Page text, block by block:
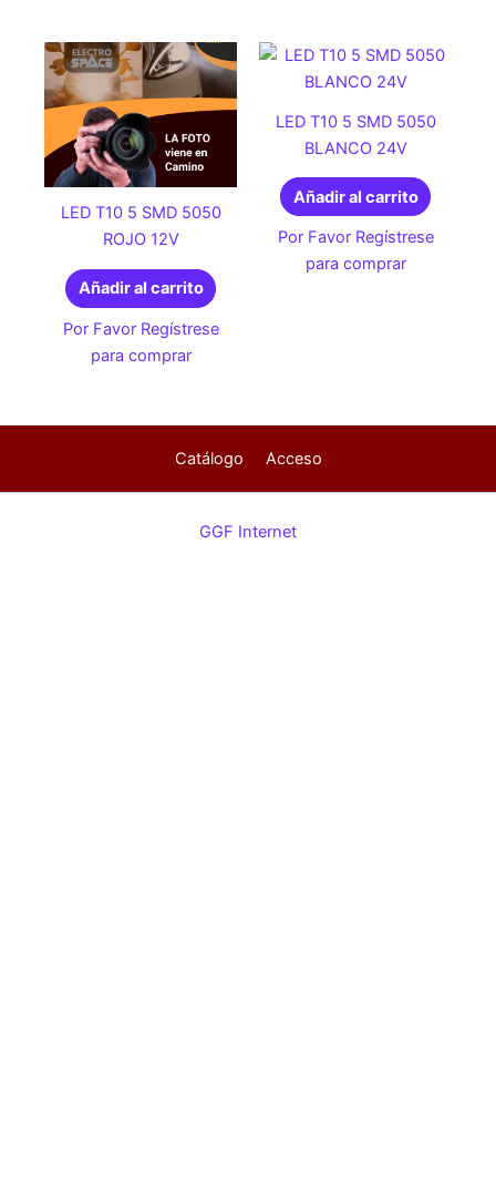
LED T10 5 SMD 5050
ROJO 12V
Añadir al carrito
Por Favor Regístrese
para comprar
LED T10 5 SMD 5050
BLANCO 24V
Añadir al carrito
Por Favor Regístrese
para comprar
Catálogo Acceso
GGF Internet